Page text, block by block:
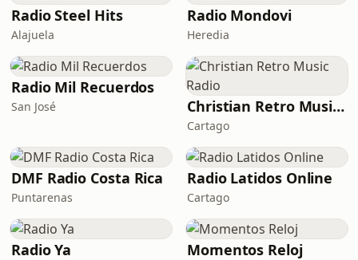
Radio Steel Hits
Alajuela
Radio Mondovi
Heredia
Radio Mil Recuerdos
San José Christian Retro Music Radio
Cartago
DMF Radio Costa Rica
Puntarenas
Radio Latidos Online
Cartago
Radio Ya Momentos Reloj